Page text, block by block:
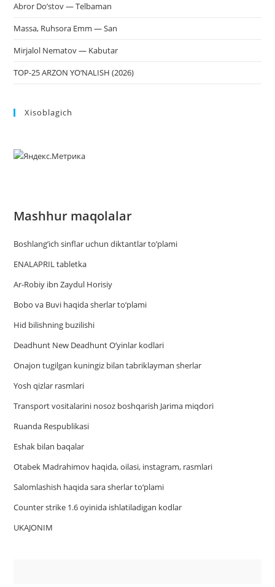
Abror Do’stov — Telbaman
Massa, Ruhsora Emm — San
Mirjalol Nematov — Kabutar
TOP-25 ARZON YO‘NALISH (2026)
Xisoblagich
Mashhur maqolalar
Boshlang’ich sinflar uchun diktantlar to’plami
ENALAPRIL tabletka
Ar-Robiy ibn Zaydul Horisiy
Bobo va Buvi haqida sherlar to‘plami
Hid bilishning buzilishi
Deadhunt New Deadhunt O’yinlar kodlari
Onajon tugilgan kuningiz bilan tabriklayman sherlar
Yosh qizlar rasmlari
Trаnsport vositаlаrini nosoz boshqаrish Jаrimа miqdori
Ruanda Respublikasi
Eshak bilan baqalar
Otabek Madrahimov haqida, oilasi, instagram, rasmlari
Salomlashish haqida sara sherlar to‘plami
Counter strike 1.6 oyinida ishlatiladigan kodlar
UKAJONIM